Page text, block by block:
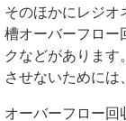
そのほかにレジ
槽オーバーフロー
クなどがありま
させないためには
オーバーフロー